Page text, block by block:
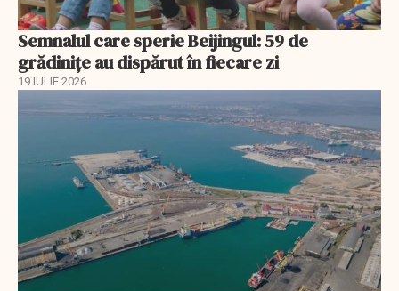
Semnalul care sperie Beijingul: 59 de
grădinițe au dispărut în fiecare zi
19 IULIE 2026